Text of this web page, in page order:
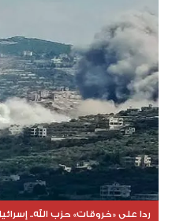
ردا على «خروقات» حزب الله..